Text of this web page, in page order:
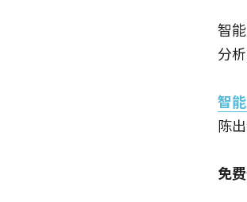
智
分
智
陈
免